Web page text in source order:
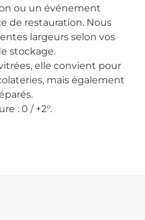
ou un événement
de restauration. Nous
largeurs selon vos
stockage.
elle convient pour
mais également
: 0 / +2°.